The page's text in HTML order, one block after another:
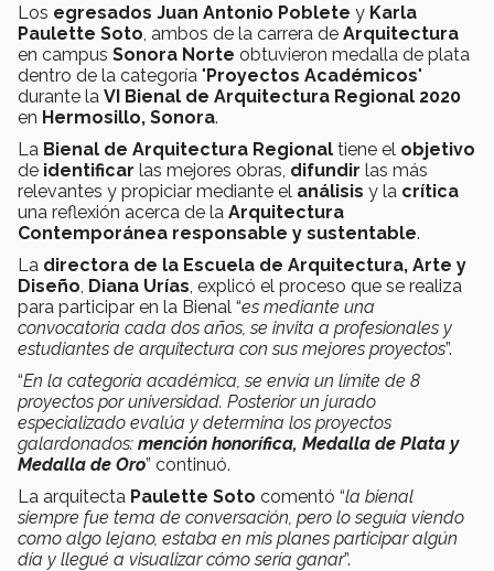
Los egresados Juan Antonio Poblete y Karla
Paulette Soto , ambos de la carrera de Arquitectura
en campus Sonora Norte obtuvieron medalla de plata
dentro de la categoría "Proyectos Académicos"
durante la VI Bienal de Arquitectura Regional 2020
en Hermosillo, Sonora.
La Bienal de Arquitectura Regional tiene el objetivo
de identificar las mejores obras, difundir las más
relevantes y propiciar mediante el análisis y la crítica
una reflexión acerca de la Arquitectura
Contemporánea responsable y sustentable.
La directora de la Escuela de Arquitectura, Arte y
Diseño Diana Urías , explicó el proceso que se realiza
para participar en la Bienal “es mediante una
convocatoria cada dos años, se invita a profesionales y
estudiantes de arquitectura con sus mejores proyectos”.
“En la categoría académica, se envía un límite de 8
proyectos por universidad. Posterior un jurado
especializado evalúa y determina los proyectos
galardonados: mención honorífica, Medalla de Plata y
Medalla de Oro” continuó.
La arquitecta Paulette Soto comentó “la bienal
siempre fue tema de conversación, pero lo seguía viendo
como algo lejano, estaba en mis planes participar algún
día y llegué a visualizar cómo sería ganar”.